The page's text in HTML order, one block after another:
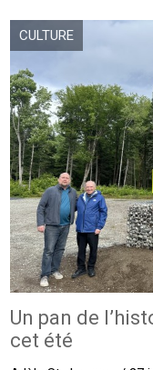
CULTURE
Un pan de
cet été